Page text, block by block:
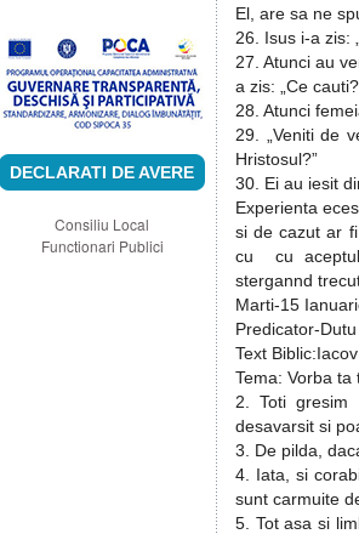
DECLARATI DE AVERE
Consiliu Local
Functionari Publici
El, are sa ne
26. Isus i-a zis:
27. Atunci au
a zis: „Ce
28. Atunci
29. „Veniti de
Hristosul?”
30. Ei au iesit
Experienta
si de cazut ar
cu cu aceptul
stergannd
Marti-15
Predicator-
Text
Tema: Vorba ta
2. Toti
desavarsit si
3. De pilda,
4. Iata, si
sunt carmuite
5. Tot asa si